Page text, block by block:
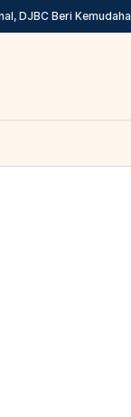
Beri Kemudahan